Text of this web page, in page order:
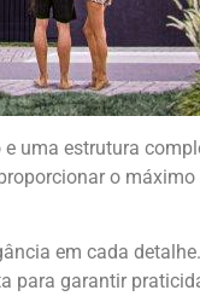
uma estrutura
o
em cada
para garantir